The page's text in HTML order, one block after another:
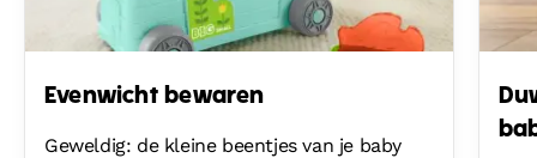
Evenwicht bewaren
Geweldig: de kleine beentjes van je baby